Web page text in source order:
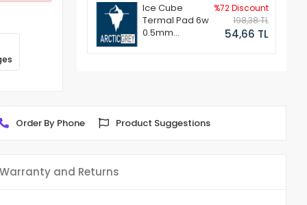
Ice Cube
Termal Pad 6w
0.5mm
%72 Discount
198,38 TL
54,66 TL
Order By Phone Product Suggestions
Warranty and Returns